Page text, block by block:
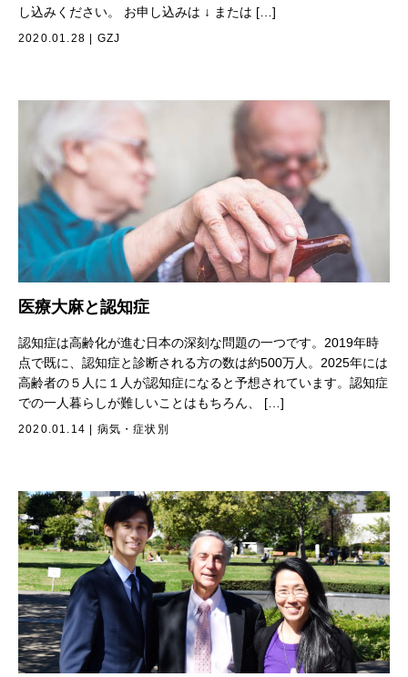
し込みください。 お申し込みは ↓ または […]
2020.01.28 GZJ
医療大麻と認知症
認知症は高齢化が進む日本の深刻な問題の一つです。2019年時
点で既に、認知症と診断される方の数は約500万人。2025年には
高齢者の５人に１人が認知症になると予想されています。認知症
での一人暮らしが難しいことはもちろん、 […]
2020.01.14 病気・症状別